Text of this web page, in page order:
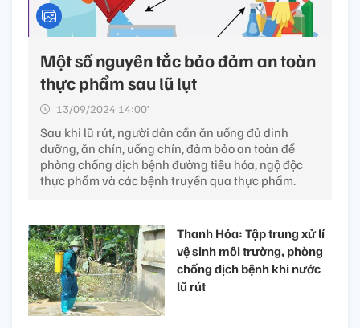
Một số nguyên tắc bảo đảm an toàn
thực phẩm sau lũ lụt
13/09/2024 14:00’
Sau khi lũ rút, người dân cần ăn uống đủ dinh
dưỡng, ăn chín, uống chín, đảm bảo an toàn để
phòng chống dịch bệnh đường tiêu hóa, ngộ độc
thực phẩm và các bệnh truyền qua thực phẩm.
Thanh Hóa: Tập trung xử lí
vệ sinh môi trường, phòng
chống dịch bệnh khi nước
lũ rút